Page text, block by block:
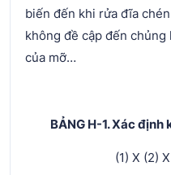
biến đến khi rửa đĩa
không đề cập đến
của mỡ…
BẢNG H-1. Xác
(1) X (2)